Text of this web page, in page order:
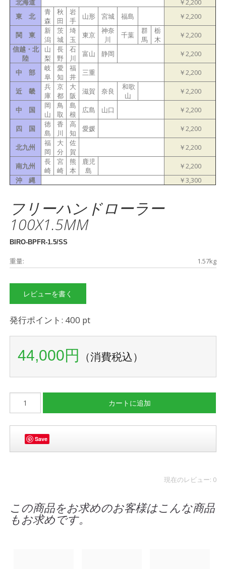
北海道
￥2,200
東 北
青
森
秋
田
岩
手
山形 宮城 福島 ￥2,200
関 東
新
潟
茨
城
埼
玉
東京
神奈
川
千葉
群
馬
栃
木
￥2,200
信越・北
陸
山
梨
長
野
石
川
富山 静岡 ￥2,200
中 部
岐
阜
愛
知
福
井
三重 ￥2,200
近 畿
兵
庫
京
都
大
阪
滋賀 奈良
和歌
山
￥2,200
中 国
岡
山
鳥
取
島
根
広島 山口 ￥2,200
四 国
徳
島
香
川
高
知
愛媛 ￥2,200
北九州
福
岡
大
分
佐
賀
￥2,200
南九州
長
崎
宮
崎
熊
本
鹿児
島
￥2,200
沖 縄
￥3,300
フリーハンドローラー
100X1.5MM
BIRO-BPFR-1.5/SS
重量: 1.57kg
レビューを書く
発行ポイント: 400 pt
44,000円 （消費税込）
Save
現在のレビュー: 0
この商品をお求めのお客様はこんな商品
もお求めです。